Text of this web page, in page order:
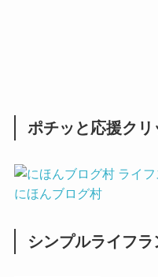
ポチッと応援クリ
にほんブログ村
シンプルライフ